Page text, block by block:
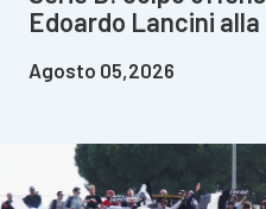
Edoardo Lancini alla
Agosto 05,2026